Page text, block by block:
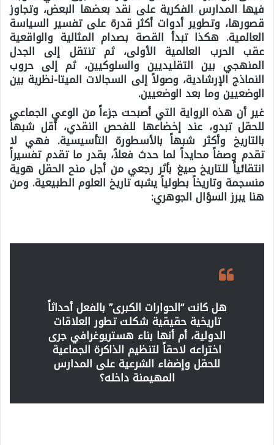
فيها المدارس الفكرية على نقد بعضها البعض، وتجاوز
قصورها، وتطوير أدوات أكثر قدرة على تفسير السياسة
العالمية. هكذا تبدأ القصة بصدام المثالية والواقعية
عقب الحرب العالمية الأولى، ثم تنتقل إلى الجدل
المنهجي بين التقليديين والسلوكيين، ثم إلى حروب
النماذج الإرشادية، وصولاً إلى السجالات الميتا-نظرية بين
الوضعيين وما بعد الوضعيين.
غير أن هذه الرواية التي أصبحت جزءاً من الوعي الجماعي
للحقل تبدو، عند إخضاعها للفحص النقدي، أقل شبهاً
بالتاريخ وأكثر شبهاً بالأسطورة التأسيسية. فهي لا
تقدم وصفاً محايداً لما حدث فعلاً، بقدر ما تقدم تفسيراً
انتقائياً للتاريخ صيغ بأثر رجعي من أجل منح الحقل هوية
منسجمة وتاريخاً بطولياً يشبه تاريخ العلوم الطبيعية. ومن
هنا يبرز السؤال الجوهري:
هل كانت “الحوارات الكبرى” بالفعل أحداثاً
تاريخية حقيقية شكلت تطور العلاقات
الدولية، أم أنها بناء هستريوغرافي جرى
اختراعه لاحقاً لتنظيم الذاكرة الجماعية
للحقل وإضفاء الشرعية على المدارس
المهيمنة داخله؟